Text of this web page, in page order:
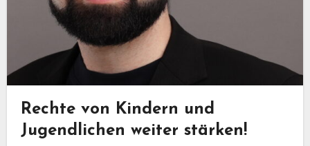
Rechte von Kindern und
Jugendlichen weiter stärken!